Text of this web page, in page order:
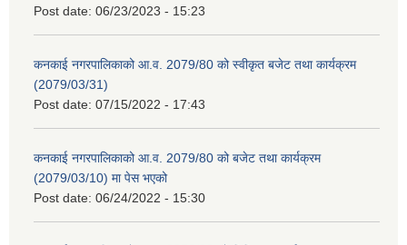
Post date: 06/23/2023 - 15:23
कनकाई नगरपालिकाको आ.व. 2079/80 को स्वीकृत बजेट तथा कार्यक्रम
(2079/03/31)
Post date: 07/15/2022 - 17:43
कनकाई नगरपालिकाको आ.व. 2079/80 को बजेट तथा कार्यक्रम
(2079/03/10) मा पेस भएको
Post date: 06/24/2022 - 15:30